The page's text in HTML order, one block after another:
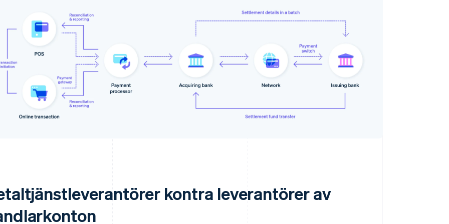
kontra leverantörer av